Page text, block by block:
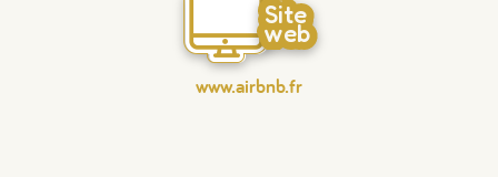
Site
web
www.airbnb.fr